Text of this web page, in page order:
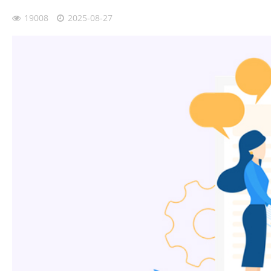
19008 2025-08-27